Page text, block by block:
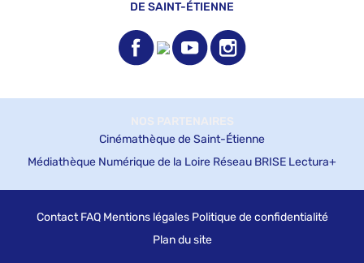
DE SAINT-ÉTIENNE
NOS PARTENAIRES
Cinémathèque de Saint-Étienne
Médiathèque Numérique de la Loire Réseau BRISE Lectura+
Contact FAQ Mentions légales Politique de confidentialité
Plan du site